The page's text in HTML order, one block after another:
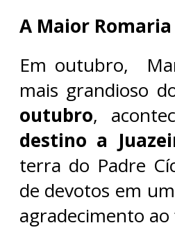
A Maior Romaria
Em outubro,
mais grandioso
outubro,
destino a
terra do Padre
de devotos em
agradecimento ao